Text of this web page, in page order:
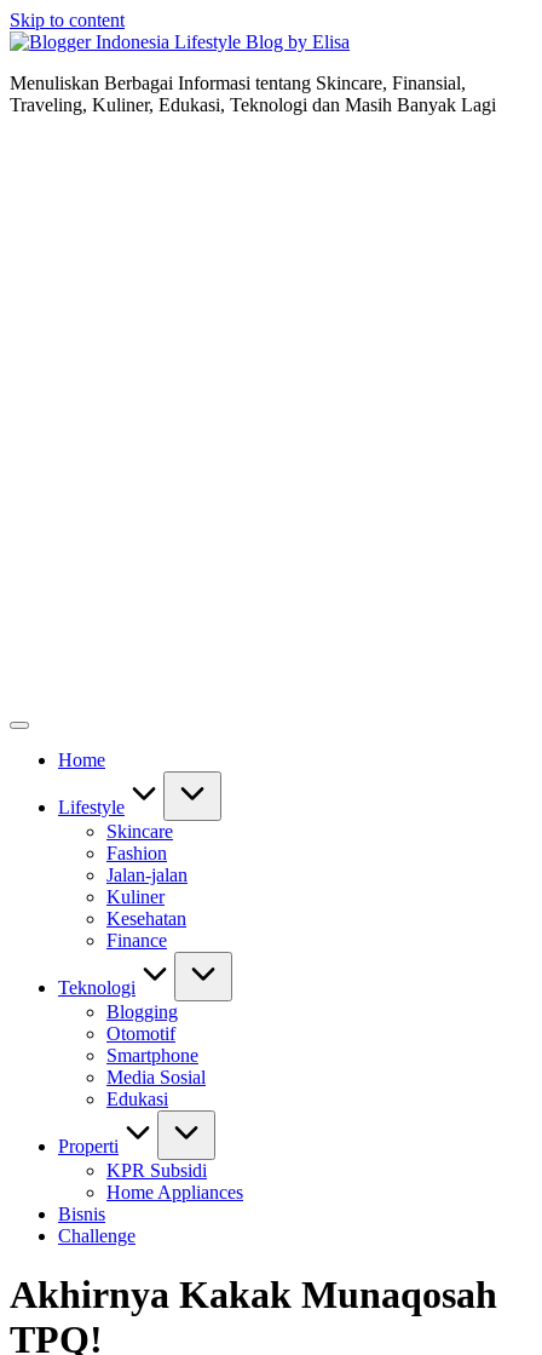
Skip to content
Lifestyle Blog by Elisa
Menuliskan Berbagai Informasi tentang Skincare, Finansial,
Traveling, Kuliner, Edukasi, Teknologi dan Masih Banyak Lagi
Home
Lifestyle
Skincare
Fashion
Jalan-jalan
Kuliner
Kesehatan
Finance
Teknologi
Blogging
Otomotif
Smartphone
Media Sosial
Edukasi
Properti
KPR Subsidi
Home Appliances
Bisnis
Challenge
Akhirnya Kakak Munaqosah
TPQ!